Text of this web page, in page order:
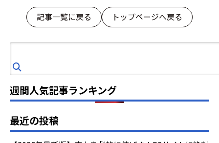
記事一覧に戻る トップページへ戻る
索
週間人気記事ランキング
最近の投稿